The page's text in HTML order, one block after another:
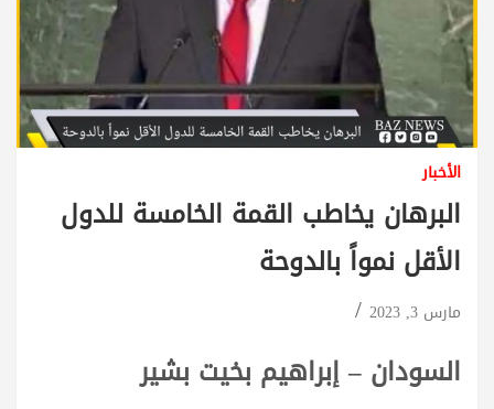
الأخبار
البرهان يخاطب القمة الخامسة للدول
الأقل نمواً بالدوحة
مارس 3, 2023
السودان – إبراهيم بخيت بشير